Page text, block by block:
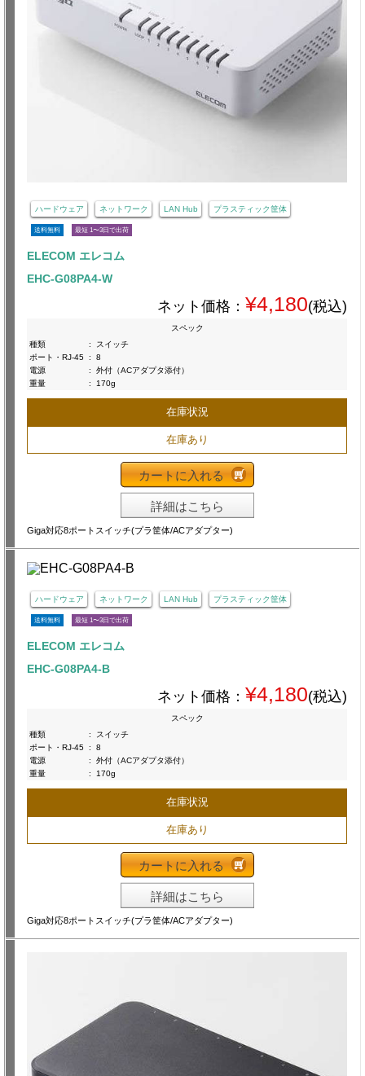
ハードウェア ネットワーク LAN Hub プラスティック筐体
送料無料 最短 1〜3日で出荷
ELECOM エレコム
EHC-G08PA4-W
ネット価格： ¥4,180(税込)
スペック
種類
:
スイッチ
ポート・RJ-45 :
8
電源
:
外付（ACアダプタ添付）
重量
: 170g
在庫状況
在庫あり
カートに入れる
詳細はこちら
Giga対応8ポートスイッチ(プラ筐体/ACアダプター)
ハードウェア ネットワーク LAN Hub プラスティック筐体
送料無料 最短 1〜3日で出荷
ELECOM エレコム
EHC-G08PA4-B
ネット価格： ¥4,180(税込)
スペック
種類
:
スイッチ
ポート・RJ-45 :
8
電源
:
外付（ACアダプタ添付）
重量
: 170g
在庫状況
在庫あり
カートに入れる
詳細はこちら
Giga対応8ポートスイッチ(プラ筐体/ACアダプター)